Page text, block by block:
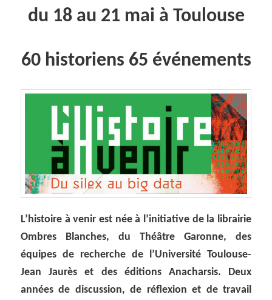
du 18 au 21 mai à Toulouse
60 historiens 65 événements
L’histoire à venir est née à l’initiative de la librairie
Ombres Blanches, du Théâtre Garonne, des
équipes de recherche de l’Université Toulouse-
Jean Jaurès et des éditions Anacharsis. Deux
années de discussion, de réflexion et de travail